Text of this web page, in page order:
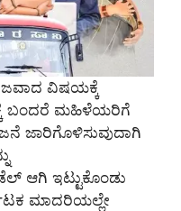
ವಿಷಯಕ್ಕೆ
ಬಂದರೆ ಮಹಿಳೆಯರಿಗೆ
ಜಾರಿಗೊಳಿಸುವುದಾಗಿ
ಆಗಿ ಇಟ್ಟುಕೊಂಡು
ಮಾದರಿಯಲ್ಲೇ